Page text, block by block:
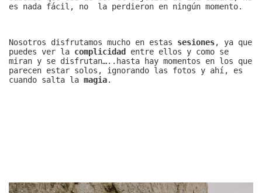
es nada fácil, no la perdieron en ningún momento.
Nosotros disfrutamos mucho en estas sesiones, ya que
puedes ver la complicidad
entre ellos y como se
miran y se disfrutan…..hasta hay momentos en los que
parecen estar solos, ignorando las fotos y ahí, es
cuando salta la magia.